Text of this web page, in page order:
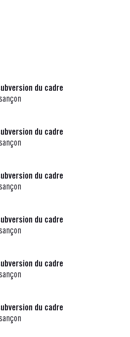
du cadre
du cadre
du cadre
du cadre
du cadre
du cadre